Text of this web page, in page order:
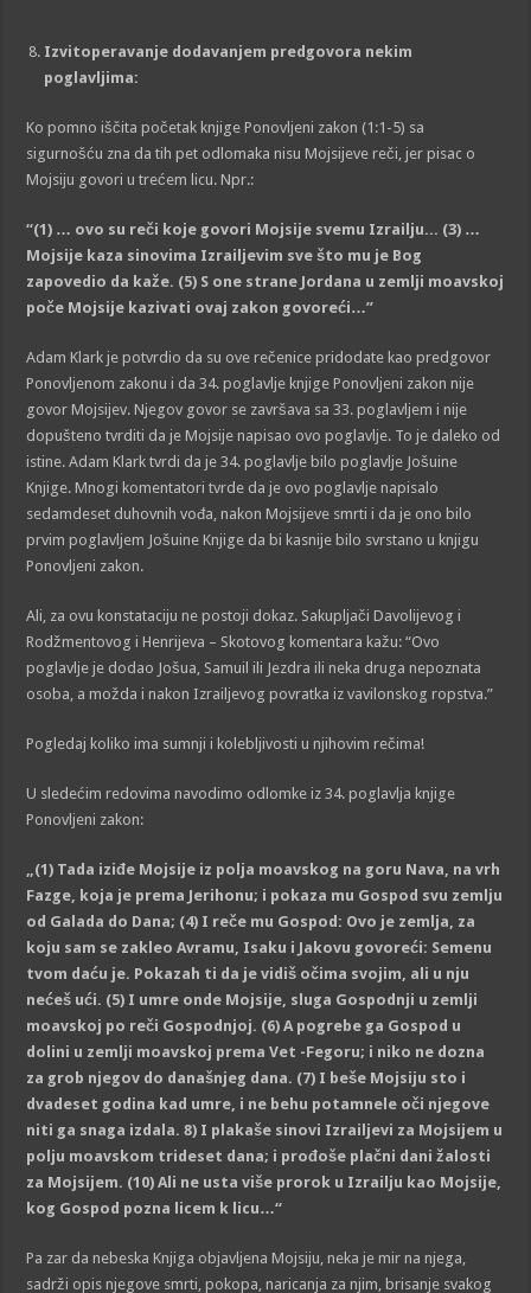
Izvitoperavanje dodavanjem predgovora nekim
poglavljima:
Ko pomno iščita početak knjige Ponovljeni zakon (1:1-5) sa
sigurnošću zna da tih pet odlomaka nisu Mojsijeve reči, jer pisac o
Mojsiju govori u trećem licu. Npr.:
“(1) … ovo su reči koje govori Mojsije svemu Izrailju... (3) …
Mojsije kaza sinovima Izrailjevim svešto mu je Bog
zapovedio da kaže. (5) S one strane Jordana u zemlji moavskoj
poče Mojsije kazivati ovaj zakon govoreći…”
Adam Klark je potvrdio da su ove rečenice pridodate kao predgovor
Ponovljenom zakonu i da 34. poglavlje knjige Ponovljeni zakon nije
govor Mojsijev. Njegov govor se završava sa 33. poglavljem i nije
dopušteno tvrditi da je Mojsije napisao ovo poglavlje. To je daleko od
istine. Adam Klark tvrdi da je 34. poglavlje bilo poglavlje Jošuine
Knjige. Mnogi komentatori tvrde da je ovo poglavlje napisalo
sedamdeset duhovnih vođa, nakon Mojsijeve smrti i da je ono bilo
prvim poglavljem Jošuine Knjige da bi kasnije bilo svrstano u knjigu
Ponovljeni zakon.
Ali, za ovu konstataciju ne postoji dokaz. Sakupljači Davolijevog i
Rodžmentovog i Henrijeva – Skotovog komentara kažu: “Ovo
poglavlje je dodao Jošua, Samuil ili Jezdra ili neka druga nepoznata
osoba, a možda i nakon Izrailjevog povratka iz vavilonskog ropstva.”
Pogledaj koliko ima sumnji i kolebljivosti u njihovim rečima!
U sledećim redovima navodimo odlomke iz 34. poglavlja knjige
Ponovljeni zakon:
„(1) Tada iziđe Mojsije iz polja moavskog na goru Nava, na vrh
Fazge, koja je prema Jerihonu; i pokaza mu Gospod svu zemlju
od Galada do Dana; (4) I reče mu Gospod: Ovo je zemlja, za
koju sam se zakleo Avramu, Isaku i Jakovu govoreći: Semenu
tvom daću je. Pokazah ti da je vidiš očima svojim, ali u nju
nećeš ući. (5) I umre onde Mojsije, sluga Gospodnji u zemlji
moavskoj po reči Gospodnjoj. (6) A pogrebe ga Gospod u
dolini u zemlji moavskoj prema Vet -Fegoru; i niko ne dozna
za grob njegov do današnjeg dana. (7) I beše Mojsiju sto i
dvadeset godina kad umre, i ne behu potamnele oči njegove
niti ga snaga izdala. 8) I plakaše sinovi Izrailjevi za Mojsijem u
polju moavskom trideset dana; i prođoše plačni dani žalosti
za Mojsijem. (10) Ali ne usta više prorok u Izrailju kao Mojsije,
kog Gospod pozna licem k licu…“
Pa zar da nebeska Knjiga objavljena Mojsiju, neka je mir na njega,
sadrži opis njegove smrti, pokopa, naricanja za njim, brisanje svakog